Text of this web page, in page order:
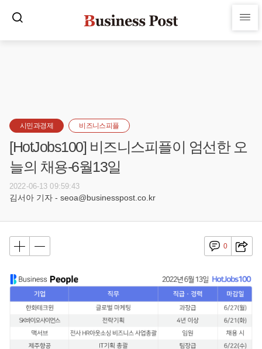
시민과경제 비즈니스피플
[HotJobs100] 비즈니스피플이 엄선한 오
늘의 채용-6월13일
2022-06-13 09:59:43
김서아 기자 - seoa@businesspost.co.kr
0